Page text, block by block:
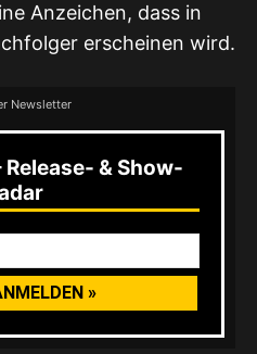
Anzeichen, dass in
erscheinen wird.
Newsletter
Release- & Show-